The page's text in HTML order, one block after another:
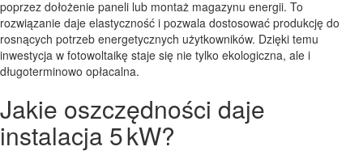
poprzez dołożenie paneli lub montaż magazynu energii. To
rozwiązanie daje elastyczność i pozwala dostosować produkcję do
rosnących potrzeb energetycznych użytkowników. Dzięki temu
inwestycja w fotowoltaikę staje się nie tylko ekologiczna, ale i
długoterminowo opłacalna.
Jakie oszczędności daje
instalacja 5 kW?